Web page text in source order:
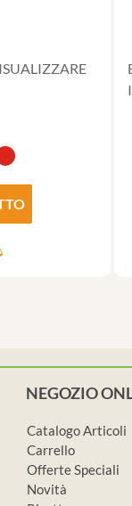
NEGOZIO
Catalogo Articoli
Carrello
Offerte Speciali
Novità